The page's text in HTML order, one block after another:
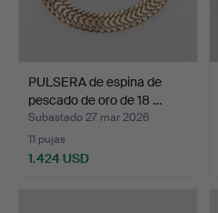
PULSERA de espina de
pescado de oro de 18 …
Subastado 27 mar 2026
11 pujas
1.424 USD